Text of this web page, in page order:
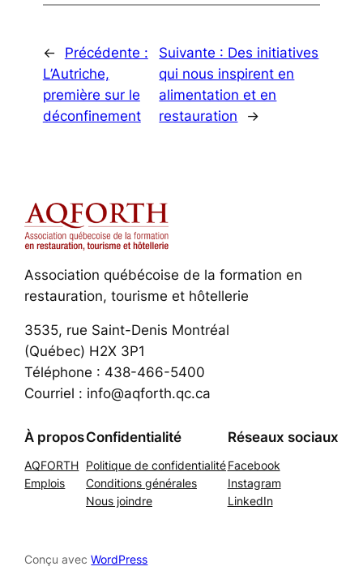
←
Précédente :
L’Autriche,
première sur le
déconfinement
Suivante : Des initiatives
qui nous inspirent en
alimentation et en
restauration
→
Association québécoise de la formation en
restauration, tourisme et hôtellerie
3535, rue Saint-Denis Montréal
(Québec) H2X 3P1
Téléphone : 438-466-5400
Courriel : info@aqforth.qc.ca
À propos
AQFORTH
Emplois
Confidentialité
Politique de confidentialité
Conditions générales
Nous joindre
Réseaux sociaux
Facebook
Instagram
LinkedIn
Conçu avecWordPress